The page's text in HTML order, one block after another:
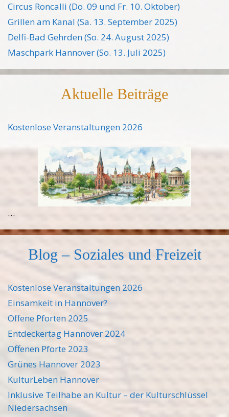
Circus Roncalli (Do. 09 und Fr. 10. Oktober)
Grillen am Kanal (Sa. 13. September 2025)
Delfi-Bad Gehrden (So. 24. August 2025)
Maschpark Hannover (So. 13. Juli 2025)
Aktuelle Beiträge
Kostenlose Veranstaltungen 2026
…
Blog – Soziales und Freizeit
Kostenlose Veranstaltungen 2026
Einsamkeit in Hannover?
Offene Pforten 2025
Entdeckertag Hannover 2024
Offenen Pforte 2023
Grünes Hannover 2023
KulturLeben Hannover
Inklusive Teilhabe an Kultur – der Kulturschlüssel
Niedersachsen